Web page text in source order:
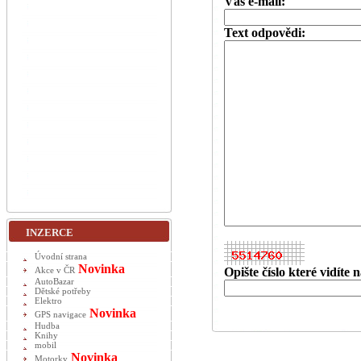
Text odpovědi:
Opište číslo které vidíte
INZERCE
Úvodní strana
Akce v ČR Novinka
AutoBazar
Dětské potřeby
Elektro
GPS navigace Novinka
Hudba
Knihy
mobil
Motorky Novinka